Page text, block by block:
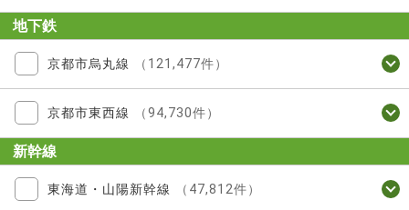
地下鉄
京都市烏丸線 （121,477件）
京都市東西線 （94,730件）
新幹線
東海道・山陽新幹線 （47,812件）